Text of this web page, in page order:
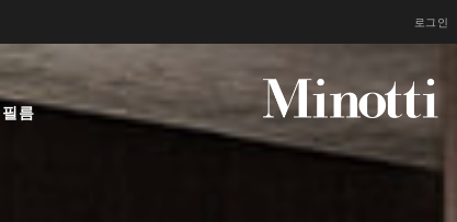
로그인
름